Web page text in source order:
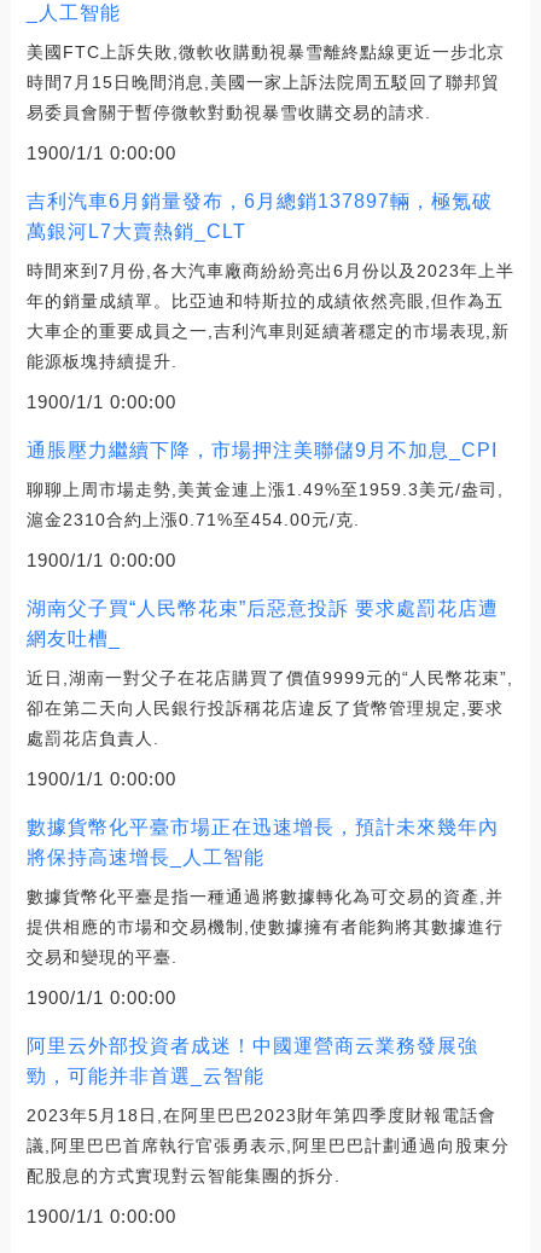
_人工智能
美國FTC上訴失敗,微軟收購動視暴雪離終點線更近一步北京
時間7月15日晚間消息,美國一家上訴法院周五駁回了聯邦貿
易委員會關于暫停微軟對動視暴雪收購交易的請求.
1900/1/1 0:00:00
吉利汽車6月銷量發布，6月總銷137897輛，極氪破
萬銀河L7大賣熱銷_CLT
時間來到7月份,各大汽車廠商紛紛亮出6月份以及2023年上半
年的銷量成績單。比亞迪和特斯拉的成績依然亮眼,但作為五
大車企的重要成員之一,吉利汽車則延續著穩定的市場表現,新
能源板塊持續提升.
1900/1/1 0:00:00
通脹壓力繼續下降，市場押注美聯儲9月不加息_CPI
聊聊上周市場走勢,美黃金連上漲1.49%至1959.3美元/盎司,
滬金2310合約上漲0.71%至454.00元/克.
1900/1/1 0:00:00
湖南父子買“人民幣花束”后惡意投訴 要求處罰花店遭
網友吐槽_
近日,湖南一對父子在花店購買了價值9999元的“人民幣花束”,
卻在第二天向人民銀行投訴稱花店違反了貨幣管理規定,要求
處罰花店負責人.
1900/1/1 0:00:00
數據貨幣化平臺市場正在迅速增長，預計未來幾年內
將保持高速增長_人工智能
數據貨幣化平臺是指一種通過將數據轉化為可交易的資產,并
提供相應的市場和交易機制,使數據擁有者能夠將其數據進行
交易和變現的平臺.
1900/1/1 0:00:00
阿里云外部投資者成迷！中國運營商云業務發展強
勁，可能并非首選_云智能
2023年5月18日,在阿里巴巴2023財年第四季度財報電話會
議,阿里巴巴首席執行官張勇表示,阿里巴巴計劃通過向股東分
配股息的方式實現對云智能集團的拆分.
1900/1/1 0:00:00